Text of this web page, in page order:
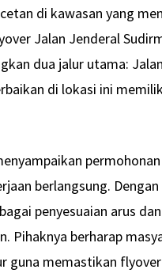
di kawasan yang
Jalan Jenderal
dua jalur utama:
di lokasi ini
berlangsung.
penyesuaian arus
Pihaknya berharap
guna memastikan